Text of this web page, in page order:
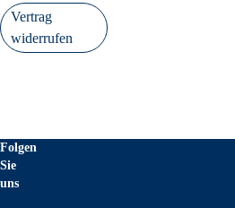
Vertrag
widerrufen
Folgen
Sie
uns